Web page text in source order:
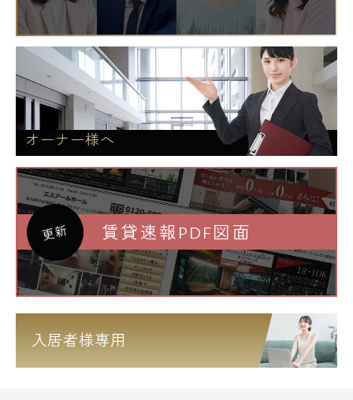
オーナー様へ
更新 賃貸速報PDF図面
入居者様専用